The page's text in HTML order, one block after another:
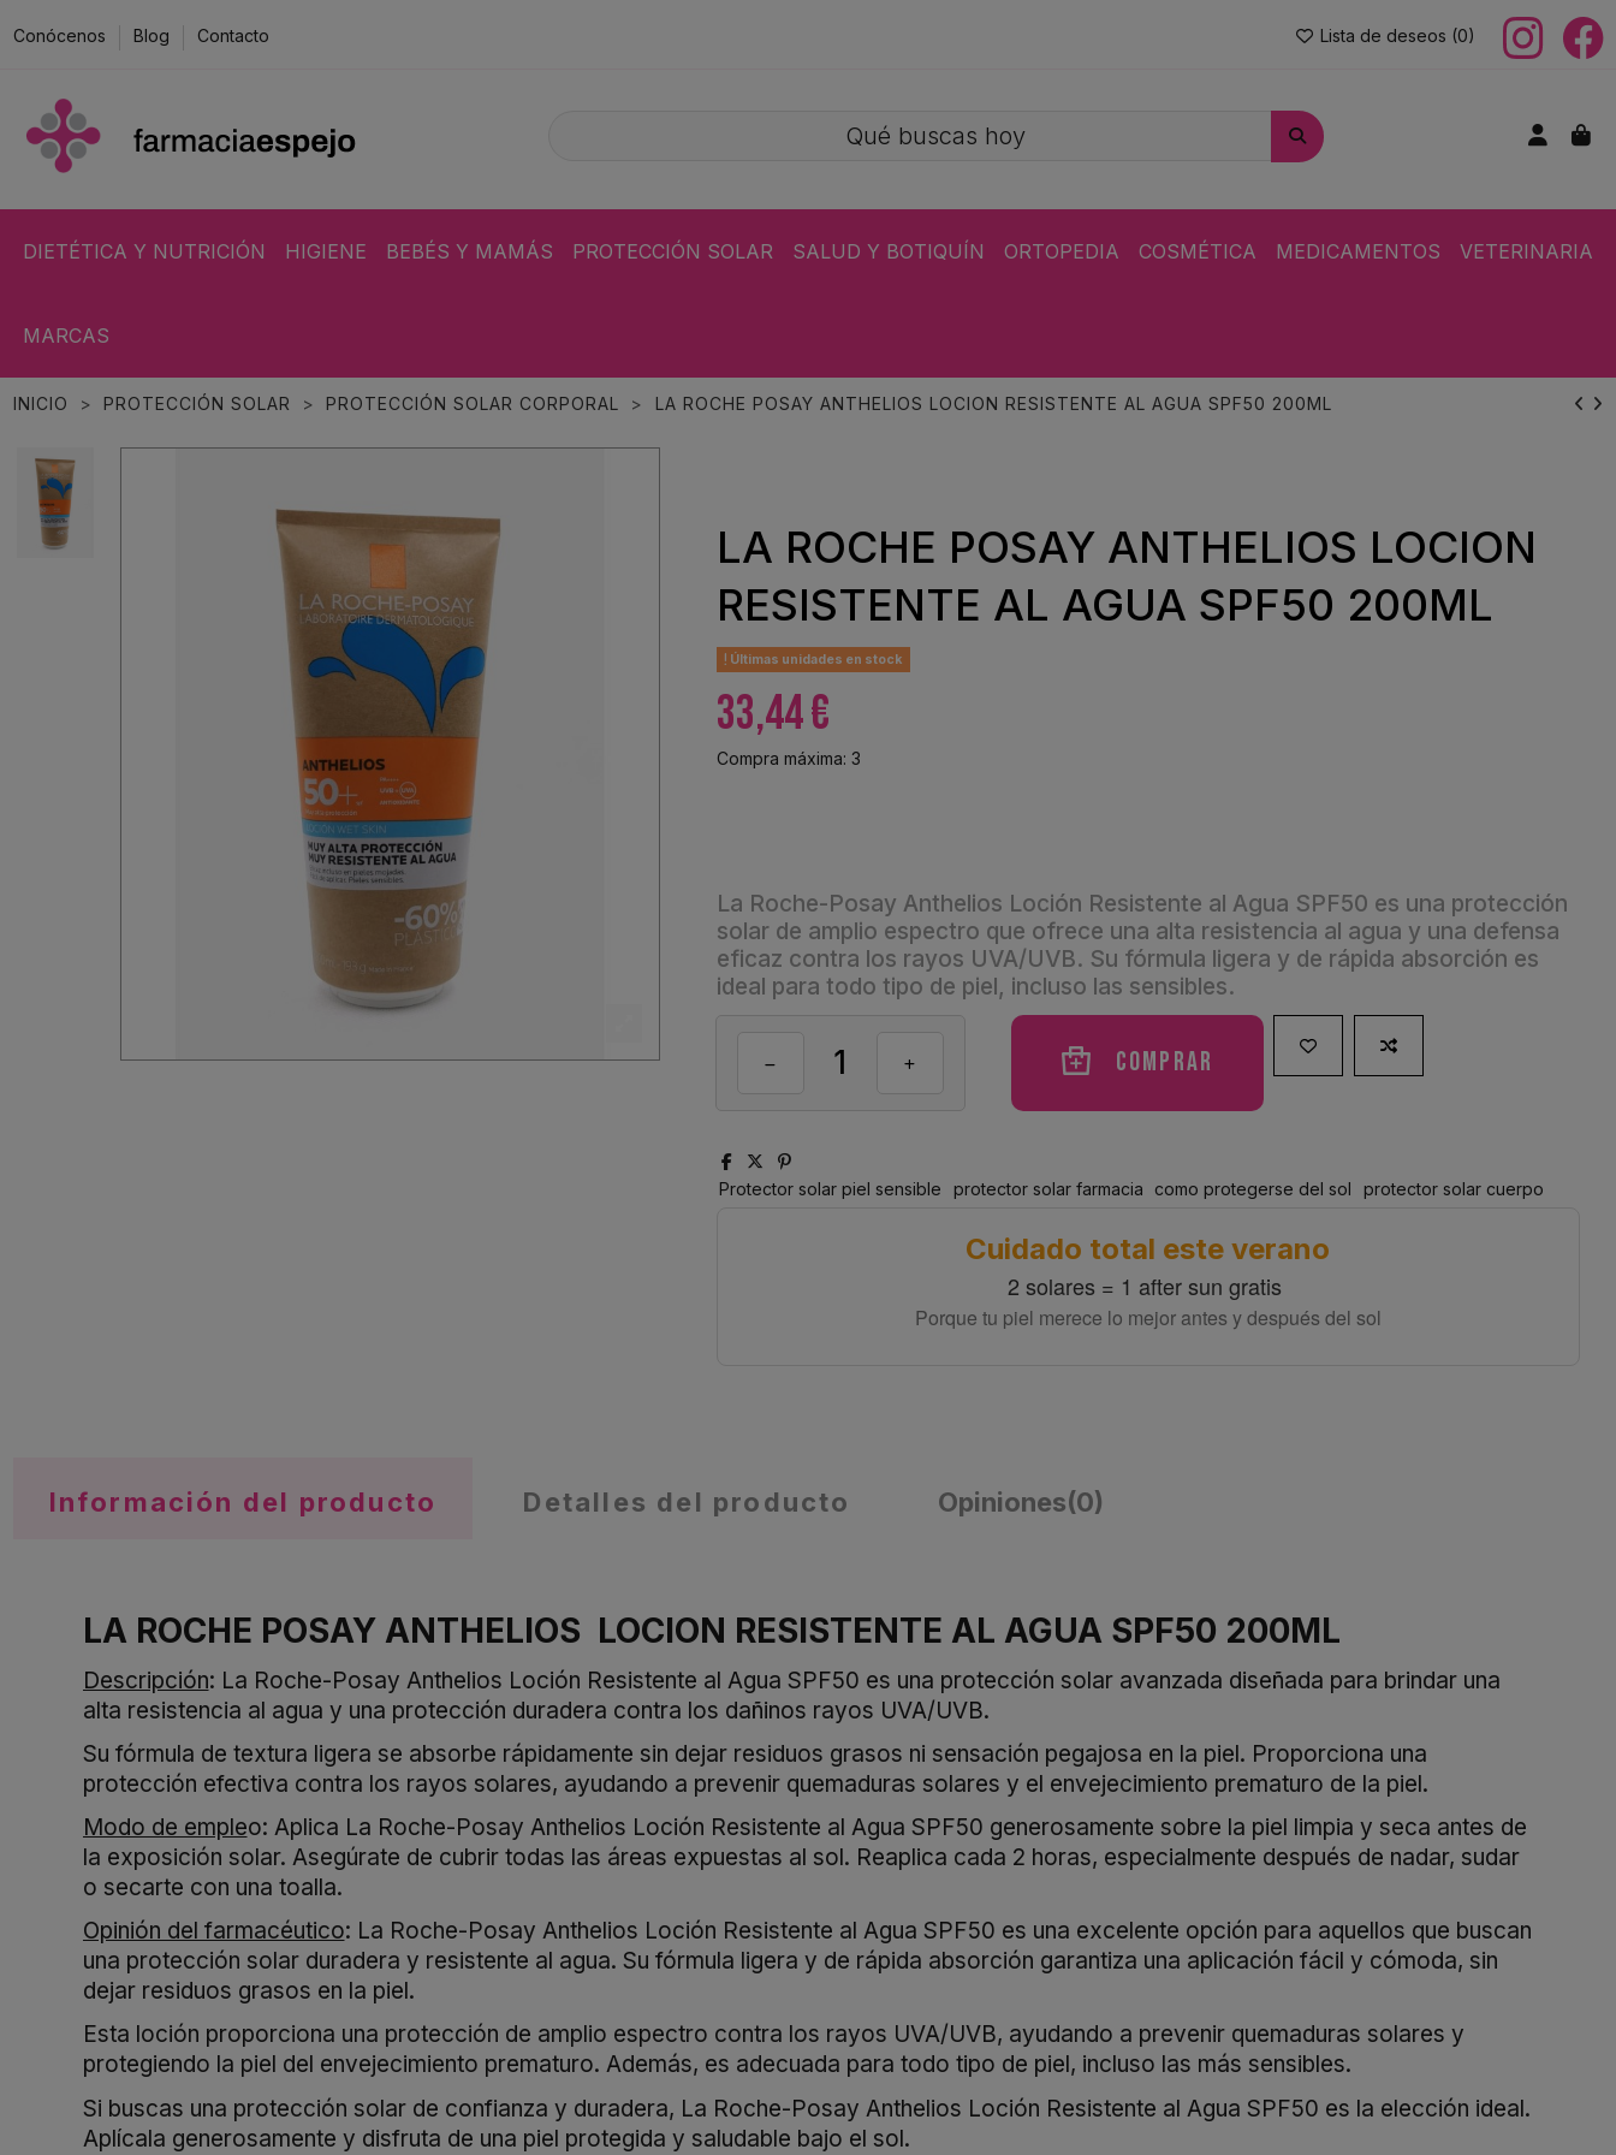
Conócenos Blog Contacto Lista de deseos (0)
DIETÉTICA Y NUTRICIÓN HIGIENE BEBÉS Y MAMÁS PROTECCIÓN SOLAR SALUD Y BOTIQUÍN ORTOPEDIA COSMÉTICA MEDICAMENTOS VETERINARIA
MARCAS
INICIO PROTECCIÓN SOLAR PROTECCIÓN SOLAR CORPORAL LA ROCHE POSAY ANTHELIOS LOCION RESISTENTE AL AGUA SPF50 200ML
LA ROCHE POSAY ANTHELIOS LOCION
RESISTENTE AL AGUA SPF50 200ML
Últimas unidades en stock
33,44 €
Compra máxima: 3
La Roche-Posay Anthelios Loción Resistente al Agua SPF50 es una protección
solar de amplio espectro que ofrece una alta resistencia al agua y una defensa
eficaz contra los rayos UVA/UVB. Su fórmula ligera y de rápida absorción es
ideal para todo tipo de piel, incluso las sensibles.
Comprar
Protector solar piel sensible protector solar farmacia como protegerse del sol protector solar cuerpo
Cuidado total este verano
2 solares = 1 after sun gratis
Porque tu piel merece lo mejor antes y después del sol
Información del producto Detalles del producto Opiniones(0)
LA ROCHE POSAY ANTHELIOS LOCION RESISTENTE AL AGUA SPF50 200ML
Descripción: La Roche-Posay Anthelios Loción Resistente al Agua SPF50 es una protección solar avanzada diseñada para brindar una
alta resistencia al agua y una protección duradera contra los dañinos rayos UVA/UVB.
Su fórmula de textura ligera se absorbe rápidamente sin dejar residuos grasos ni sensación pegajosa en la piel. Proporciona una
protección efectiva contra los rayos solares, ayudando a prevenir quemaduras solares y el envejecimiento prematuro de la piel.
Modo de empleo: Aplica La Roche-Posay Anthelios Loción Resistente al Agua SPF50 generosamente sobre la piel limpia y seca antes de
la exposición solar. Asegúrate de cubrir todas las áreas expuestas al sol. Reaplica cada 2 horas, especialmente después de nadar, sudar
o secarte con una toalla.
Opinión del farmacéutico: La Roche-Posay Anthelios Loción Resistente al Agua SPF50 es una excelente opción para aquellos que buscan
una protección solar duradera y resistente al agua. Su fórmula ligera y de rápida absorción garantiza una aplicación fácil y cómoda, sin
dejar residuos grasos en la piel.
Esta loción proporciona una protección de amplio espectro contra los rayos UVA/UVB, ayudando a prevenir quemaduras solares y
protegiendo la piel del envejecimiento prematuro. Además, es adecuada para todo tipo de piel, incluso las más sensibles.
Si buscas una protección solar de confianza y duradera, La Roche-Posay Anthelios Loción Resistente al Agua SPF50 es la elección ideal.
Aplícala generosamente y disfruta de una piel protegida y saludable bajo el sol.